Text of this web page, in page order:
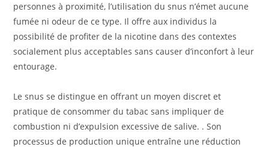
personnes à proximité, l’utilisation du snus n’émet aucune
fumée ni odeur de ce type. Il offre aux individus la
possibilité de profiter de la nicotine dans des contextes
socialement plus acceptables sans causer d’inconfort à leur
entourage.
Le snus se distingue en offrant un moyen discret et
pratique de consommer du tabac sans impliquer de
combustion ni d’expulsion excessive de salive. . Son
processus de production unique entraîne une réduction